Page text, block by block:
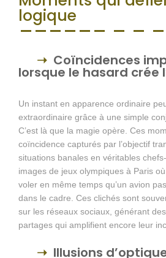
logique
Coïncidences
lorsque le hasard crée
Un instant en apparence ordinaire
extraordinaire grâce à une simple
C’est là que la magie opère. Ces
coïncidence capturés par l’objectif
situations banales en véritables
images de jeux olympiques à Paris
voler en même temps qu’un avion
dans le cadre. Ces clichés sont
sur les réseaux sociaux, générant
partages qui amplifient encore leur
Illusions